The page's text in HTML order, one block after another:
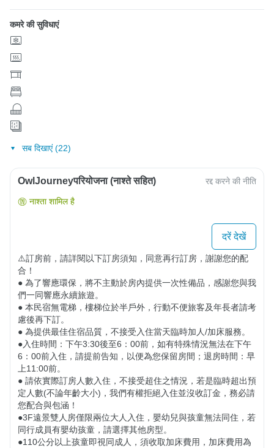
कमरे की सुविधाएं
सब दिखाएं (22)
OwlJourneyपरियोजना (नाश्ते सहित) रद्द करने की नीति
नाश्ता शामिल है
दरें देखें
⚠️訂房前，請詳閱以下訂房須知，同意再行訂房，謝謝您的配
合！
● 為了響應環保，將不主動於房內提供一次性備品，感謝您與我
們一同響應永續旅遊。
● 本民宿無電梯，樓梯位於半戶外，行動不便旅客及年長者請考
慮後再下訂。
● 為提供最佳住宿品質，不接受入住當天臨時加人/加床服務。
●入住時間：下午3:30後至6：00前，如有特殊情況無法在下午
6：00前入住，請提前告知，以便為您保留房間；退房時間：早
上11:00前。
● 請依實際訂房人數入住，不接受超住之情況，若是臨時超出預
定人數(不論年齡大小)，我們有權拒絕入住並沒收訂金，務必請
您配合與包涵！
​​​​●​​​3F遠景雙人房僅限兩位大人入住，嬰幼兒與孩童無法同住，若
同行成員有嬰幼孩童，請選擇其他房型。
​​●​​​110公分以上孩童即視同成人，須收取加床費用，加床費用為